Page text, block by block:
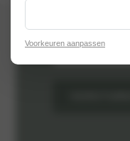
Voorkeuren aanpassen